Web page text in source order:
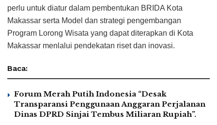
perlu untuk diatur dalam pembentukan BRIDA Kota
Makassar serta Model dan strategi pengembangan
Program Lorong Wisata yang dapat diterapkan di Kota
Makassar menlalui pendekatan riset dan inovasi.
Baca:
Forum Merah Putih Indonesia “Desak
Transparansi Penggunaan Anggaran Perjalanan
Dinas DPRD Sinjai Tembus Miliaran Rupiah”.